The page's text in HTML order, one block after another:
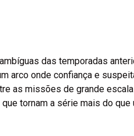
das temporadas
arco onde confiança e
as missões de grande
tornam a série mais do que